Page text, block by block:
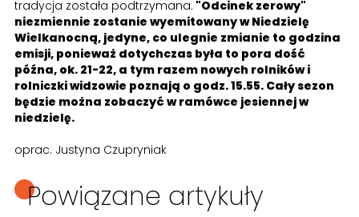
tradycja została podtrzymana. "Odcinek zerowy"
niezmiennie zostanie wyemitowany w Niedzielę
Wielkanocną, jedyne, co ulegnie zmianie to godzina
emisji, ponieważ dotychczas była to pora dość
późna, ok. 21-22, a tym razem nowych rolników i
rolniczki widzowie poznają o godz. 15.55. Cały sezon
będzie można zobaczyć w ramówce jesiennej w
niedzielę.
oprac. Justyna Czupryniak
Powiązane artykuły